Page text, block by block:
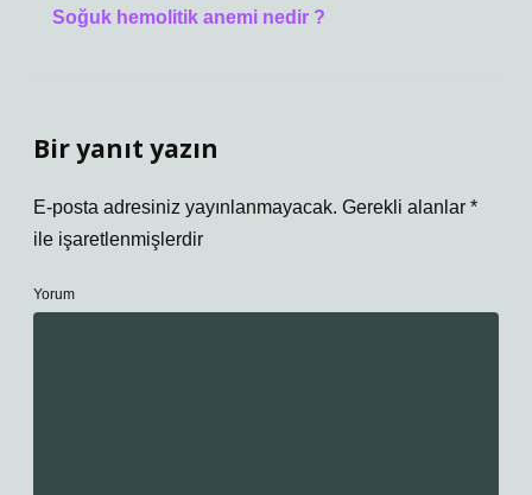
Soğuk hemolitik anemi nedir ?
Bir yanıt yazın
E-posta adresiniz yayınlanmayacak. Gerekli alanlar *
ile işaretlenmişlerdir
Yorum